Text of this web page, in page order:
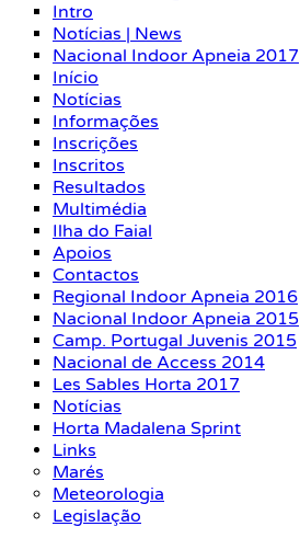
Intro
Notícias | News
Nacional Indoor Apneia 2017
Início
Notícias
Informações
Inscrições
Inscritos
Resultados
Multimédia
Ilha do Faial
Apoios
Contactos
Regional Indoor Apneia 2016
Nacional Indoor Apneia 2015
Camp. Portugal Juvenis 2015
Nacional de Access 2014
Les Sables Horta 2017
Notícias
Horta Madalena Sprint
Links
Marés
Meteorologia
Legislação